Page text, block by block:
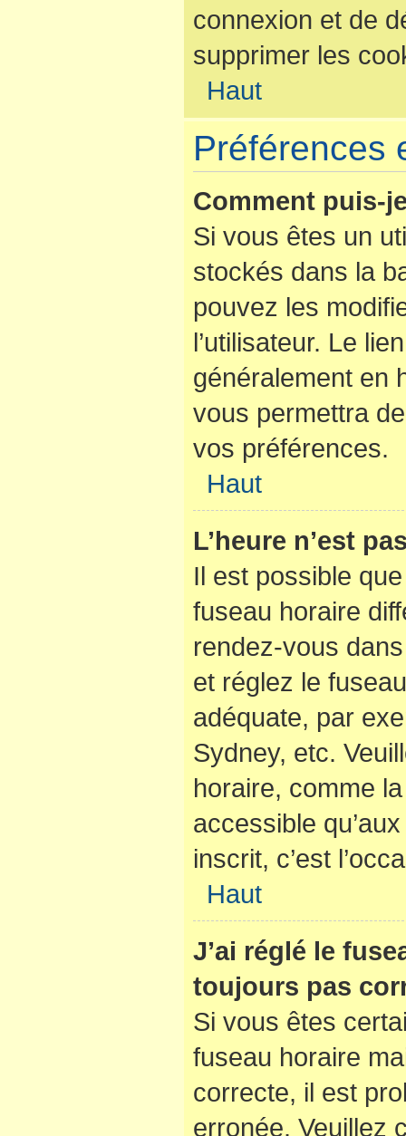
connexion et de
supprimer les
Haut
Préférences
Comment puis-
Si vous êtes un
stockés dans la
pouvez les
l’utilisateur. Le
généralement en
vous permettra
vos préférences.
Haut
L’heure n’est
Il est possible
fuseau horaire
rendez-vous
et réglez le
adéquate, par
Sydney, etc.
horaire, comme
accessible
inscrit, c’est
Haut
J’ai réglé le
toujours pas
Si vous êtes
fuseau horaire
correcte, il est
erronée. Veuillez